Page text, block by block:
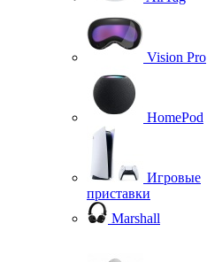
Vision Pro
HomePod
Игровые
приставки
Marshall